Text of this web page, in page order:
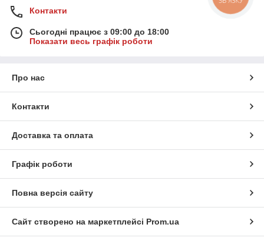
Контакти
Сьогодні працює з 09:00 до 18:00
Показати весь графік роботи
Про нас
Контакти
Доставка та оплата
Графік роботи
Повна версія сайту
Сайт створено на маркетплейсі Prom.ua